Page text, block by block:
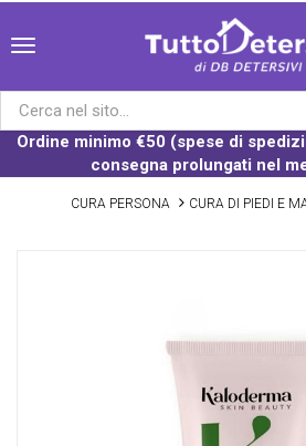
Ordine minimo €50 (spese di
consegna prolungati nel
CURA PERSONA CURA DI PIEDI E